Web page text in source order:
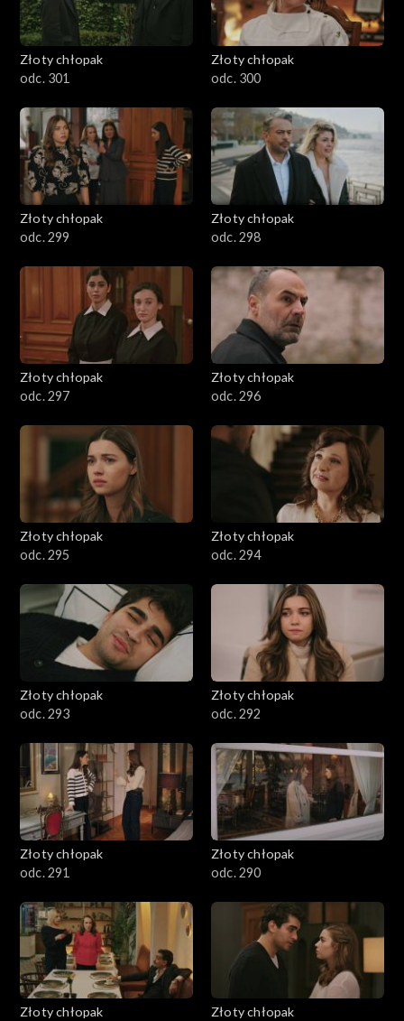
Złoty chłopak
odc. 301
Złoty chłopak
odc. 300
Złoty chłopak
odc. 299
Złoty chłopak
odc. 298
Złoty chłopak
odc. 297
Złoty chłopak
odc. 296
Złoty chłopak
odc. 295
Złoty chłopak
odc. 294
Złoty chłopak
odc. 293
Złoty chłopak
odc. 292
Złoty chłopak
odc. 291
Złoty chłopak
odc. 290
Złoty chłopak
Złoty chłopak